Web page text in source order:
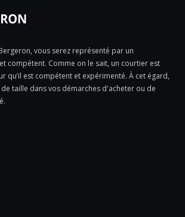
vous serez représenté par un
compétent. Comme on le sait, un courtier est
qu’il est compétent et expérimenté. À cet égard,
taille dans vos démarches d'acheter ou de